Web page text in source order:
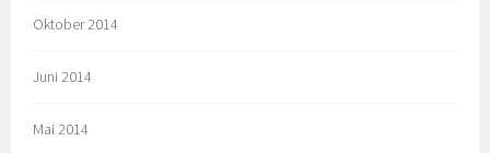
Oktober 2014
Juni 2014
Mai 2014